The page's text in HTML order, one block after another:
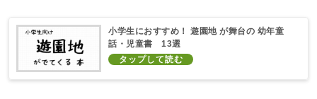
小学生におすすめ！ 遊園地 が舞台の 幼年童
話・児童書 13選